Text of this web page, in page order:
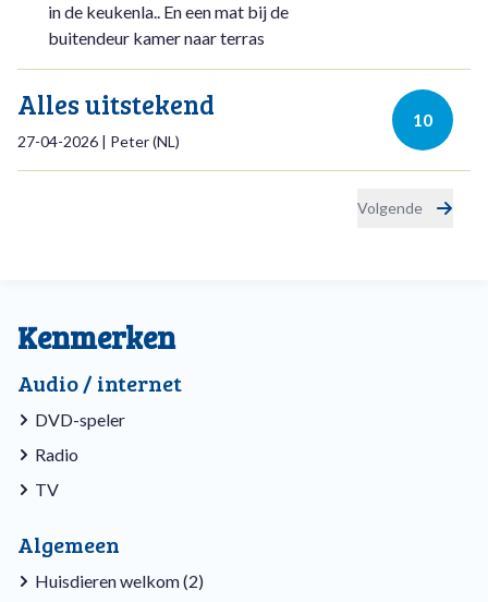
in de keukenla.. En een mat bij de
buitendeur kamer naar terras
Alles uitstekend
27-04-2026 | Peter(NL)
10
Volgende
Kenmerken
Audio / internet
DVD-speler
Radio
TV
Algemeen
Huisdieren welkom (2)